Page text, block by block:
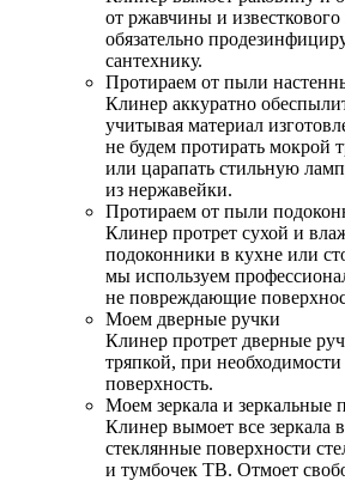
от ржавчины и
обязательно
сантехнику.
Протираем от пыли
Клинер аккуратно
учитывая материал
не будем протирать мокрой
или царапать стильную
из нержавейки.
Протираем от пыли
Клинер протрет сухой и
подоконники в кухне или
мы используем
не повреждающие
Моем дверные ручки
Клинер протрет дверные
тряпкой, при
поверхность.
Моем зеркала и зеркальные
Клинер вымоет все зеркала
стеклянные поверхности
и тумбочек ТВ. Отмоет